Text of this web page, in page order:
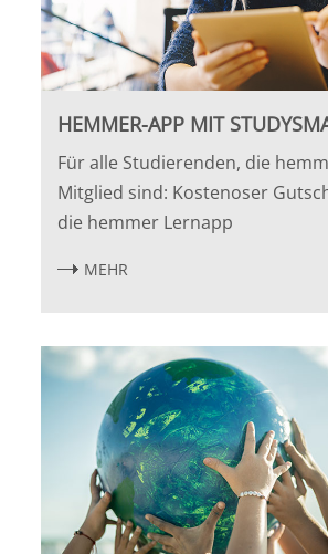
HEMMER-APP MIT
Für alle Studierenden, die
Mitglied sind: Kostenoser
die hemmer Lernapp
MEHR